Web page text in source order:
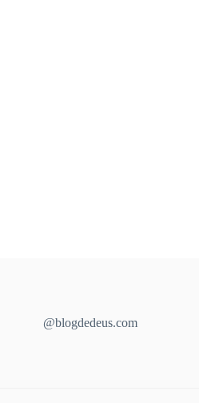
@blogdedeus.com